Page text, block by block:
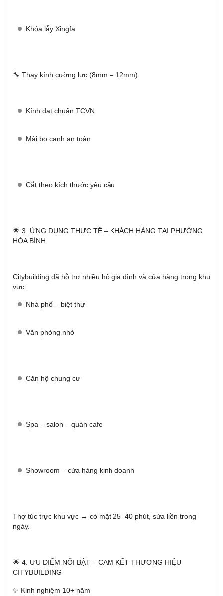
Khóa lẫy Xingfa
🔧 Thay kính cường lực (8mm – 12mm)
Kính đạt chuẩn TCVN
Mài bo cạnh an toàn
Cắt theo kích thước yêu cầu
🌟 3. ỨNG DỤNG THỰC TẾ – KHÁCH HÀNG TẠI PHƯỜNG
HÒA BÌNH
Citybuilding đã hỗ trợ nhiều hộ gia đình và cửa hàng trong khu
vực:
Nhà phố – biệt thự
Văn phòng nhỏ
Căn hộ chung cư
Spa – salon – quán cafe
Showroom – cửa hàng kinh doanh
Thợ túc trực khu vực → có mặt 25–40 phút, sửa liền trong
ngày.
🌟 4. ƯU ĐIỂM NỔI BẬT – CAM KẾT THƯƠNG HIỆU
CITYBUILDING
✨ Kinh nghiệm 10+ năm